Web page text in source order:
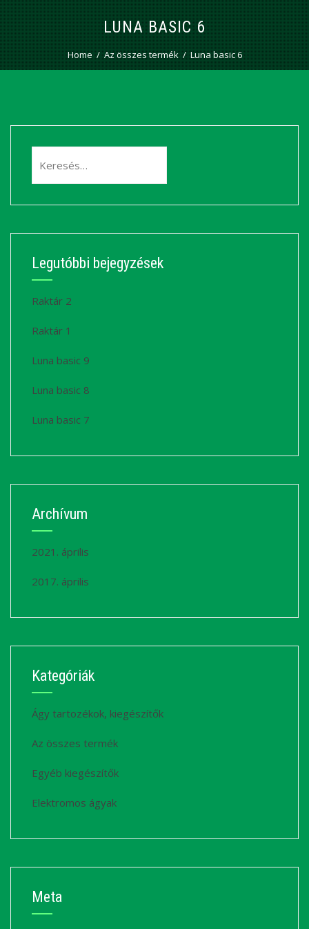
LUNA BASIC 6
Home Az összes termék Luna basic 6
Legutóbbi bejegyzések
Raktár 2
Raktár 1
Luna basic 9
Luna basic 8
Luna basic 7
Archívum
2021. április
2017. április
Kategóriák
Ágy tartozékok, kiegészítők
Az összes termék
Egyéb kiegészítők
Elektromos ágyak
Meta